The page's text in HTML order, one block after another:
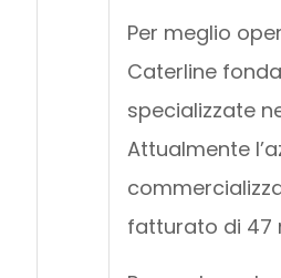
Per meglio
Caterline
specializzate
Attualmente
fatturato di 47